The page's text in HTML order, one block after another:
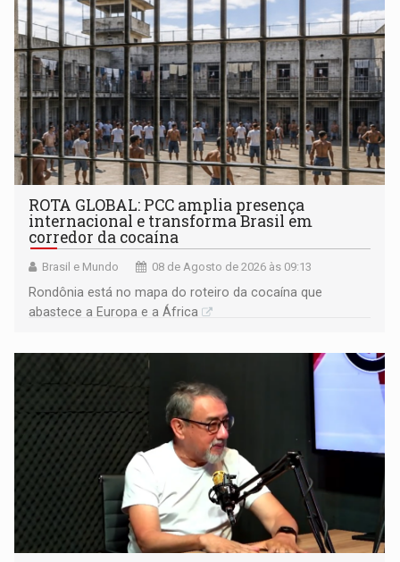
ROTA GLOBAL: PCC amplia presença
internacional e transforma Brasil em
corredor da cocaína
Brasil e Mundo 08 de Agosto de 2026 às 09:13
Rondônia está no mapa do roteiro da cocaína que
abastece a Europa e a África